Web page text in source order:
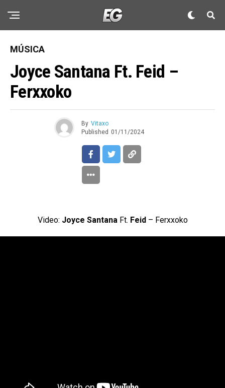
MÚSICA
Joyce Santana Ft. Feid –
Ferxxoko
By Vitaxo
Published 01/11/2024
Video: Joyce SantanaFt. Feid – Ferxxoko